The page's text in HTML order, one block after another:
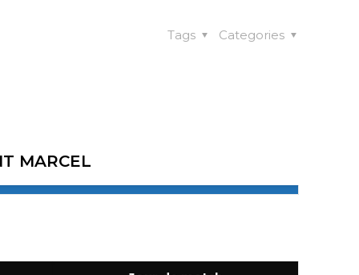
Categories
Tags
MARCEL